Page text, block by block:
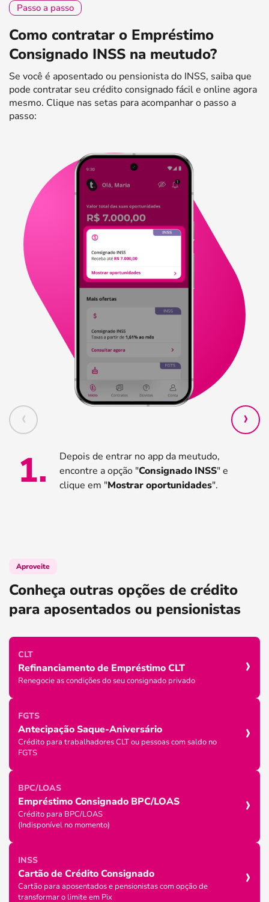
Passo a passo
Como contratar o Empréstimo
Consignado INSS na meutudo?
Se você é aposentado ou pensionista do INSS, saiba que
pode contratar seu crédito consignado fácil e online agora
mesmo. Clique nas setas para acompanhar o passo a
passo:
1.
Depois de entrar no app da meutudo,
encontre a opção "Consignado INSS" e
clique em "Mostrar oportunidades".
Aproveite
Conheça outras opções de crédito
para aposentados ou pensionistas
CLT
Refinanciamento de Empréstimo CLT
Renegocie as condições do seu consignado privado ›
FGTS
Antecipação Saque-Aniversário
Crédito para trabalhadores CLT ou pessoas com saldo no
FGTS
›
BPC/LOAS
Empréstimo Consignado BPC/LOAS
Crédito para BPC/LOAS
(Indisponível no momento)
›
INSS
Cartão de Crédito Consignado
Cartão para aposentados e pensionistas com opção de
transformar o limite em Pix
›